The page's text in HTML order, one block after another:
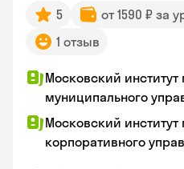
5 от 1590 ₽ за
1 отзыв
Московский институт
муниципального
Московский институт
корпоративного